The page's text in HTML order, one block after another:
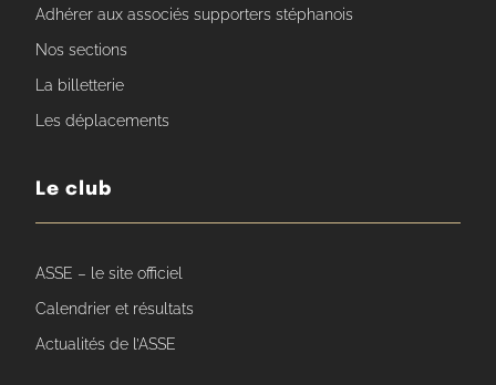
Adhérer aux associés supporters stéphanois
Nos sections
La billetterie
Les déplacements
Le club
ASSE – le site officiel
Calendrier et résultats
Actualités de l’ASSE